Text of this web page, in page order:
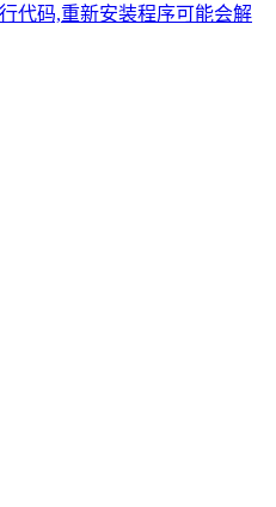
代码,重新安装程序可能会解